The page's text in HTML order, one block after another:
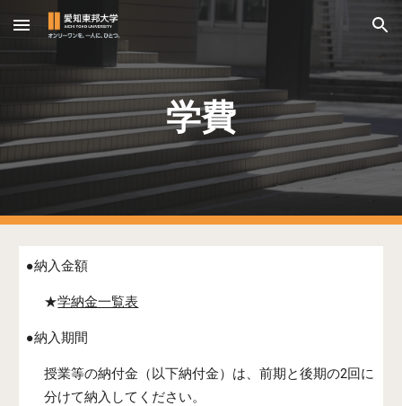
Skip to main content Skip to navigation
学費
●納入金額
★学納金一覧表
●納入期間
授業等の納付金（以下納付金）は、前期と後期の2回に
分けて納入してください。